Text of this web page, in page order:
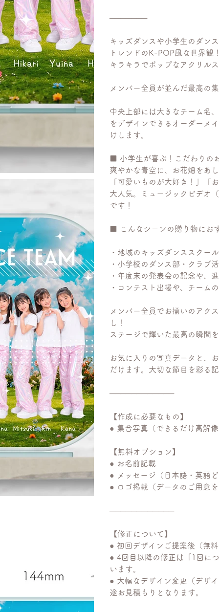
───────
キッズダンスや小学生のダン
トレンドのK-POP風な世界観
キラキラでポップなアクリル
メンバー全員が並んだ最高の
中央上部には大きなチーム名
をデザインできるオーダーメ
けします。
■ 小学生が喜ぶ！こだわりの
爽やかな青空に、お花畑をあ
「可愛いものが大好き！」「
大人気。ミュージックビデオ
です！
■ こんなシーンの贈り物にお
・地域のキッズダンススクー
・小学校のダンス部・クラブ
・年度末の発表会の記念や、
・コンテスト出場や、チーム
メンバー全員でお揃いのアク
し！
ステージで輝いた最高の瞬間
お気に入りの写真データと、
だけます。大切な節目を彩る
────────────
【作成に必要なもの】
● 集合写真（できるだけ高解
【無料オプション】
● お名前記載
● メッセージ（日本語・英語
● ロゴ掲載（データのご用意
────────────
【修正について】
● 初回デザインご提案後（無
● 4回目以降の修正は「1回に
います。
● 大幅なデザイン変更（デザ
途お見積もりとなります。